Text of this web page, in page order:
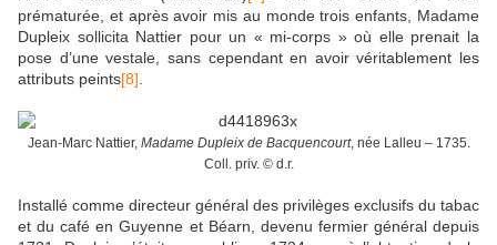
prématurée, et après avoir mis au monde trois enfants, Madame
Dupleix sollicita Nattier pour un « mi-corps » où elle prenait la
pose d’une vestale, sans cependant en avoir véritablement les
attributs peints[8]
Jean-Marc Nattier, Madame Dupleix de Bacquencourt, née Lalleu – 1735.
Coll. priv. © d.r.
Installé comme directeur général des privilèges exclusifs du tabac
et du café en Guyenne et Béarn, devenu fermier général depuis